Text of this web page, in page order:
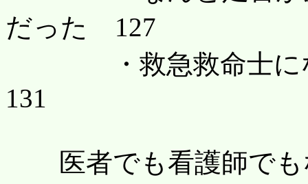
だった 127
・救急救命士に
131
医者でも看護師でも